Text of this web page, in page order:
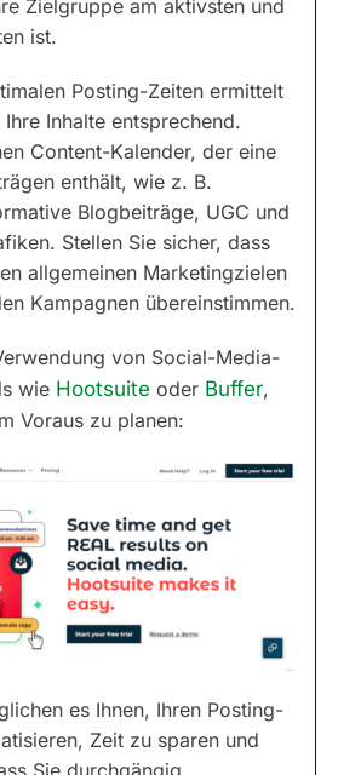
Zielgruppe am aktivsten und
ist.
Posting-Zeiten ermittelt
Inhalte entsprechend.
Content-Kalender, der eine
enthält, wie z. B.
Blogbeiträge, UGC und
Stellen Sie sicher, dass
allgemeinen Marketingzielen
Kampagnen übereinstimmen.
von Social-Media-
wie Hootsuite oder Buffer,
Voraus zu planen:
es Ihnen, Ihren Posting-
Zeit zu sparen und
Sie durchgängig